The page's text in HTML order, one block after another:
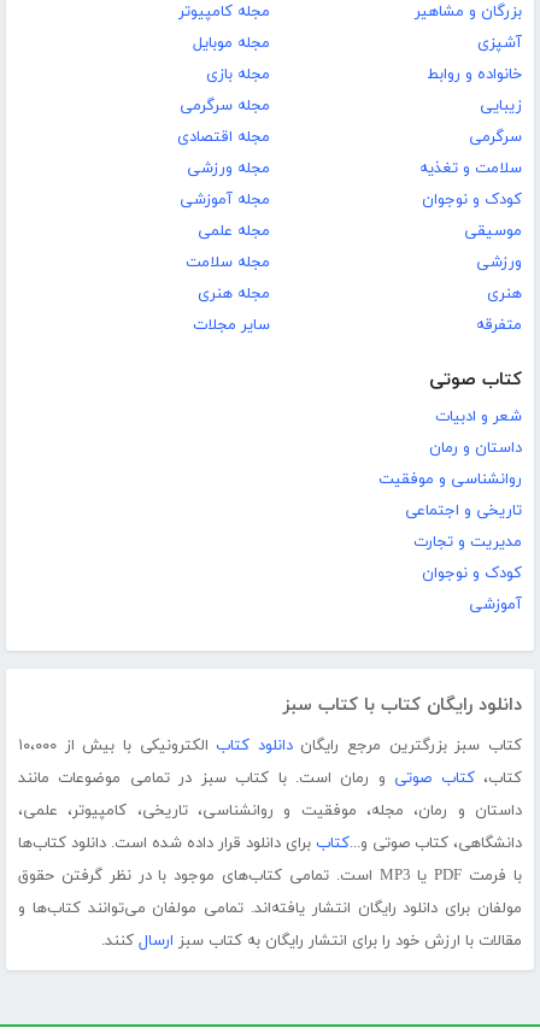
بزرگان و مشاهیر
آشپزی
خانواده و روابط
زیبایی
سرگرمی
سلامت و تغذیه
کودک و نوجوان
موسیقی
ورزشی
هنری
متفرقه
مجله کامپیوتر
مجله موبایل
مجله بازی
مجله سرگرمی
مجله اقتصادی
مجله ورزشی
مجله آموزشی
مجله علمی
مجله سلامت
مجله هنری
سایر مجلات
کتاب صوتی
شعر و ادبیات
داستان و رمان
روانشناسی و موفقیت
تاریخی و اجتماعی
مدیریت و تجارت
کودک و نوجوان
آموزشی
دانلود رایگان کتاب با کتاب سبز
کتاب سبز بزرگترین مرجع رایگاندانلود کتاب
الکترونیکی با بیش از ۱۰،۰۰۰
کتاب،کتاب صوتی و رمان است. با کتاب سبز در تمامی موضوعات مانند
داستان و رمان، مجله، موفقیت و روانشناسی، تاریخی، کامپیوتر، علمی،
دانشگاهی، کتاب صوتی و...کتاب برای دانلود قرار داده شده است. دانلود کتاب‌ها
با فرمت PDF یا MP3 است. تمامی کتاب‌های موجود با در نظر گرفتن حقوق
مولفان برای دانلود رایگان انتشار یافته‌اند. تمامی مولفان می‌توانند کتاب‌ها و
مقالات با ارزش خود را برای انتشار رایگان به کتاب سبز ارسال کنند.